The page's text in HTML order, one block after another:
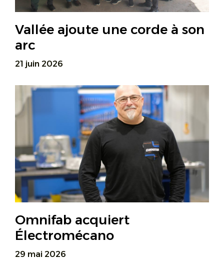
Vallée ajoute une corde à son
arc
21 juin 2026
Omnifab acquiert
Électromécano
29 mai 2026